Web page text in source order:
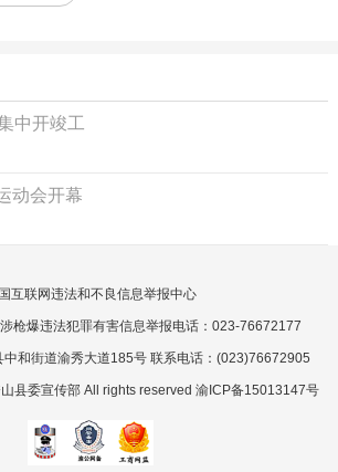
中开竣工
动会开幕
互联网违法和不良信息举报中心
枪爆违法犯罪有害信息举报电话：023-76672177
中和街道渝秀大道185号 联系电话：(023)76672905
县委宣传部 All rights reserved 渝ICP备15013147号